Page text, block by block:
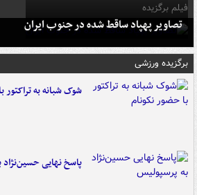
فیلم برگزیده
تصاویر پهپاد ساقط شده در جنوب ایران
برگزیده ورزشی
شوک شبانه به تراکتور
پاسخ نهایی حسین‌نژاد